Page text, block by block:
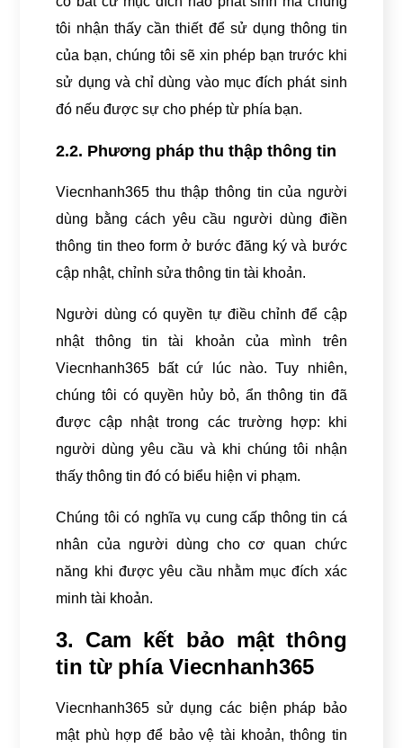
tôi nhận thấy cần thiết để sử dụng thông tin
của bạn, chúng tôi sẽ xin phép bạn trước khi
sử dụng và chỉ dùng vào mục đích phát sinh
đó nếu được sự cho phép từ phía bạn.
2.2. Phương pháp thu thập thông tin
Viecnhanh365 thu thập thông tin của người
dùng bằng cách yêu cầu người dùng điền
thông tin theo form ở bước đăng ký và bước
cập nhật, chỉnh sửa thông tin tài khoản.
Người dùng có quyền tự điều chỉnh để cập
nhật thông tin tài khoản của mình trên
Viecnhanh365 bất cứ lúc nào. Tuy nhiên,
chúng tôi có quyền hủy bỏ, ẩn thông tin đã
được cập nhật trong các trường hợp: khi
người dùng yêu cầu và khi chúng tôi nhận
thấy thông tin đó có biểu hiện vi phạm.
Chúng tôi có nghĩa vụ cung cấp thông tin cá
nhân của người dùng cho cơ quan chức
năng khi được yêu cầu nhằm mục đích xác
minh tài khoản.
3. Cam kết bảo mật thông
tin từ phía Viecnhanh365
Viecnhanh365 sử dụng các biện pháp bảo
mật phù hợp để bảo vệ tài khoản, thông tin